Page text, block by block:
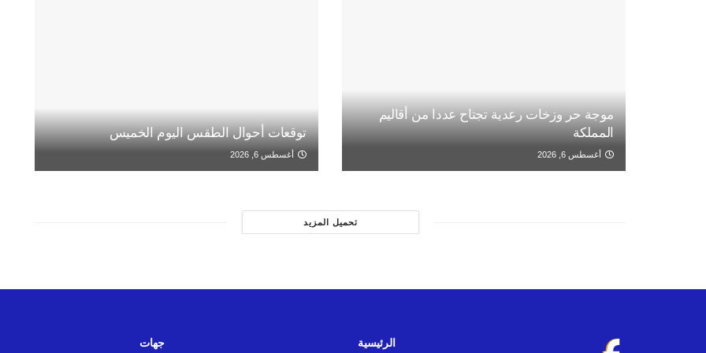
موجة حر وزخات رعدية تجتاح عددا من أقاليم
المملكة
أغسطس 6, 2026
توقعات أحوال الطقس اليوم الخميس
أغسطس 6, 2026
تحميل المزيد
الرئيسية جهات